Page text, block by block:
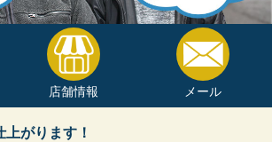
店舗情報 メール
がります！